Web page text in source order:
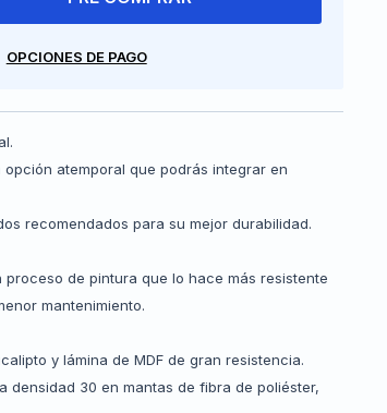
OPCIONES DE PAGO
atemporal que podrás integrar en
recomendados para su mejor durabilidad.
de pintura que lo hace más resistente
mantenimiento.
y lámina de MDF de gran resistencia.
densidad 30 en mantas de fibra de poliéster,